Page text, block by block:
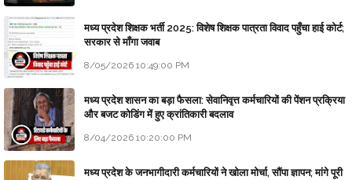
मध्य प्रदेश शिक्षक भर्ती 2025: विशेष शिक्षक पात्रता विवाद पहुँचा हाई कोर्ट;
सरकार से माँगा जवाब
8/05/2026 10:49:00 PM
मध्य प्रदेश शासन का बड़ा फैसला: सेवानिवृत्त कर्मचारियों की पेंशन प्रक्रिया
और बजट कोडिंग में हुए क्रांतिकारी बदलाव
8/04/2026 10:20:00 PM
मध्य प्रदेश के जनभागीदारी कर्मचारियों ने खोला मोर्चा, सौंपा ज्ञापन; मांगे पूरी